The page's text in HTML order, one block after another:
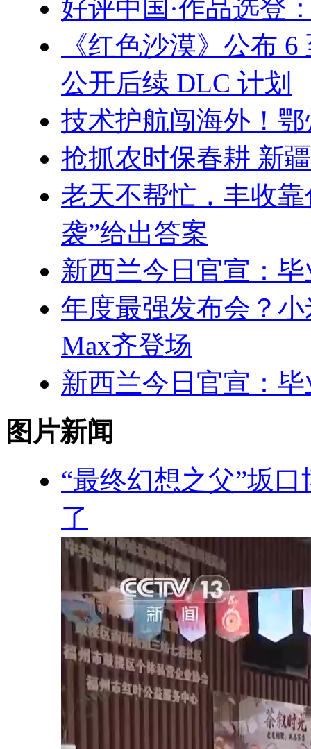
好评中国·作品选登
《红色沙漠》公布
公开后续 DLC 计划
技术护航闯海外！
抢抓农时保春耕 新
老天不帮忙，丰收
袭”给出答案
新西兰今日官宣：
年度最强发布会？
Max齐登场
新西兰今日官宣：
图片新闻
“最终幻想之父”坂
了